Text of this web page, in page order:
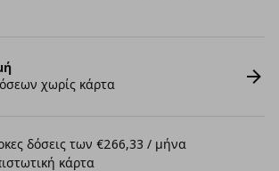
χωρίς κάρτα
δόσεις των €266,33 / μήνα
κάρτα